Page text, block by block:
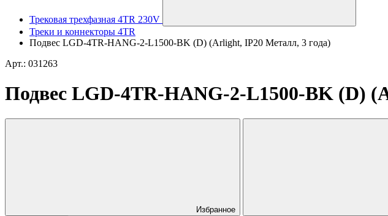
Трековая трехфазная 4TR 230V
Треки и коннекторы 4TR
Подвес LGD-4TR-HANG-2-L1500-BK (D) (Arlight, IP20 Металл, 3 года)
Арт.: 031263
Подвес LGD-4TR-HANG-2-L1500-BK (D)
Избранное